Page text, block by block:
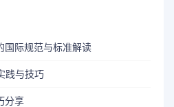
国际规范与标准解读
践与技巧
分享